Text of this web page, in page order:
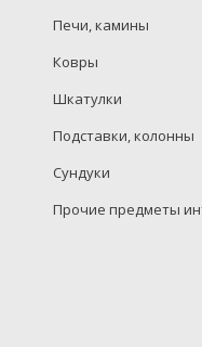
Печи, камины
Ковры
Шкатулки
Подставки, колонны
Сундуки
Прочие предметы